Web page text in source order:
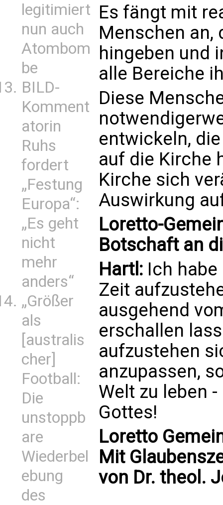
legitimiert
nun auch
Atombom
be
BILD-
Komment
atorin
Ruhs
fordert
„Festung
Europa“:
„Es geht
nicht
mehr
anders“
„Größer
als
[australis
cher]
Football:
Die
unstoppb
are
Wiederbel
ebung
des
Es fängt mit
Menschen an,
hingeben und
alle Bereiche
Diese
entwickeln,
auf die Kirche
Kirche sich
Auswirkung
Loretto-
Botschaft an
Hartl: Ich
Zeit
ausgehend
erschallen
aufzustehen
anzupassen,
Welt zu leben
Gottes!
Loretto
Mit
von Dr. theol.